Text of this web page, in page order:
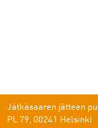
Jätkäsaaren jätteen
PL 79, 00241 Helsinki